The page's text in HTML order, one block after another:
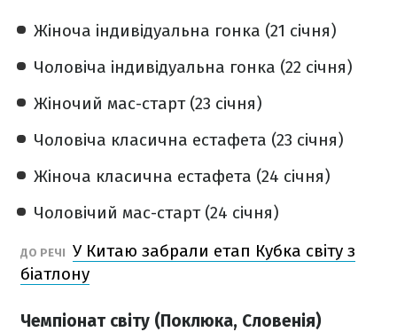
Жіноча індивідуальна гонка (21 січня)
Чоловіча індивідуальна гонка (22 січня)
Жіночий мас-старт (23 січня)
Чоловіча класична естафета (23 січня)
Жіноча класична естафета (24 січня)
Чоловічий мас-старт (24 січня)
ДО РЕЧІ У Китаю забрали етап Кубка світу з
біатлону
Чемпіонат світу (Поклюка, Словенія)